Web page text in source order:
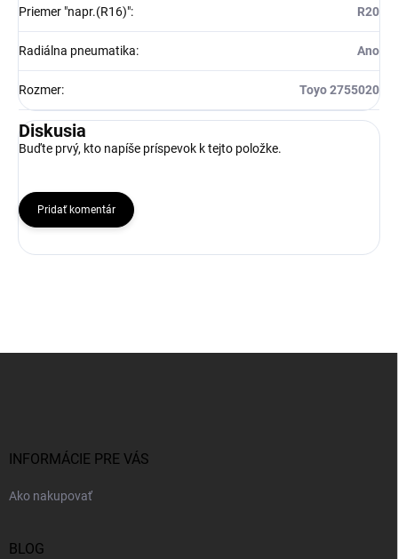
Priemer "napr.(R16)": R20
Radiálna pneumatika: Ano
Rozmer: Toyo 2755020
Diskusia
Buďte prvý, kto napíše príspevok k tejto položke.
Pridať komentár
INFORMÁCIE PRE VÁS
Ako nakupovať
BLOG